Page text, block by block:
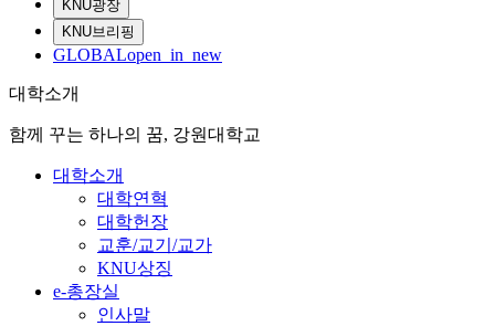
KNU광장
KNU브리핑
GLOBALopen_in_new
대학소개
함께 꾸는 하나의 꿈, 강원대학교
대학소개
대학연혁
대학헌장
교훈/교기/교가
KNU상징
e-총장실
인사말